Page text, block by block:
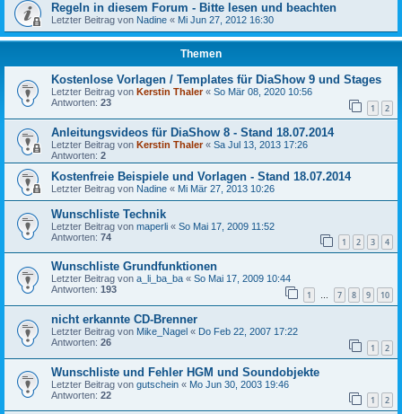
Regeln in diesem Forum - Bitte lesen und beachten
Letzter Beitrag von Nadine « Mi Jun 27, 2012 16:30
Themen
Kostenlose Vorlagen / Templates für DiaShow 9 und Stages
Letzter Beitrag von Kerstin Thaler« So Mär 08, 2020 10:56
Antworten: 23 1 2
Anleitungsvideos für DiaShow 8 - Stand 18.07.2014
Letzter Beitrag von Kerstin Thaler« Sa Jul 13, 2013 17:26
Antworten: 2
Kostenfreie Beispiele und Vorlagen - Stand 18.07.2014
Letzter Beitrag von Nadine « Mi Mär 27, 2013 10:26
Wunschliste Technik
Letzter Beitrag von maperli « So Mai 17, 2009 11:52
Antworten: 74 1 2 3 4
Wunschliste Grundfunktionen
Letzter Beitrag von a_li_ba_ba « So Mai 17, 2009 10:44
Antworten: 193 1 … 7 8 9 10
nicht erkannte CD-Brenner
Letzter Beitrag von Mike_Nagel « Do Feb 22, 2007 17:22
Antworten: 26 1 2
Wunschliste und Fehler HGM und Soundobjekte
Letzter Beitrag von gutschein « Mo Jun 30, 2003 19:46
Antworten: 22 1 2